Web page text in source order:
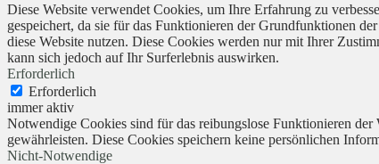
Diese Website verwendet Cookies, um Ihre Erfahrung zu
gespeichert, da sie für das Funktionieren der Grundfunktionen
diese Website nutzen. Diese Cookies werden nur mit Ihrer
kann sich jedoch auf Ihr Surferlebnis auswirken.
Erforderlich
Erforderlich
immer aktiv
Notwendige Cookies sind für das reibungslose Funktionieren
gewährleisten. Diese Cookies speichern keine persönlichen
Nicht-Notwendige